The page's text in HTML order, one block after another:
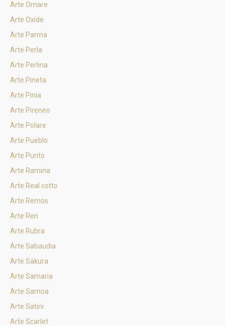
Arte Ornare
Arte Oxide
Arte Parma
Arte Perla
Arte Perlina
Arte Pineta
Arte Pinia
Arte Pireneo
Arte Polare
Arte Pueblo
Arte Punto
Arte Ramina
Arte Real cotto
Arte Remos
Arte Ren
Arte Rubra
Arte Sabaudia
Arte Sakura
Arte Samaria
Arte Samoa
Arte Satini
Arte Scarlet